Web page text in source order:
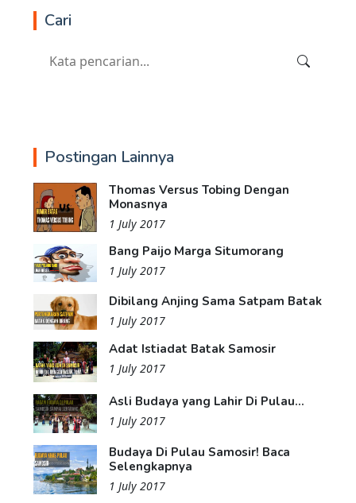
Cari
Postingan Lainnya
Thomas Versus Tobing Dengan
Monasnya
1 July 2017
Bang Paijo Marga Situmorang
1 July 2017
Dibilang Anjing Sama Satpam Batak
1 July 2017
Adat Istiadat Batak Samosir
1 July 2017
Asli Budaya yang Lahir Di Pulau...
1 July 2017
Budaya Di Pulau Samosir! Baca
Selengkapnya
1 July 2017